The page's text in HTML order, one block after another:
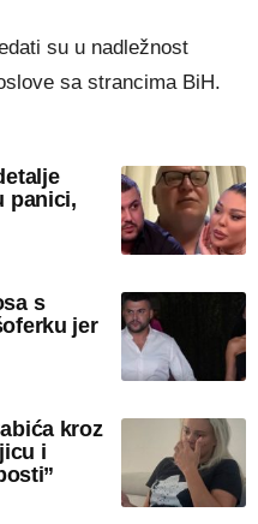
su u nadležnost
sa strancima BiH.
panici,
s
jer
kroz
i